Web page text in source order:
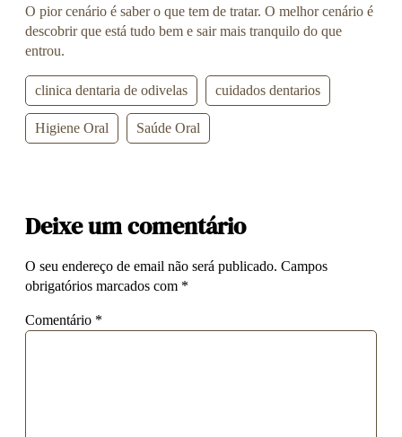
O pior cenário é saber o que tem de tratar. O melhor cenário é
descobrir que está tudo bem e sair mais tranquilo do que
entrou.
clinica dentaria de odivelas cuidados dentarios
Higiene Oral Saúde Oral
Deixe um comentário
O seu endereço de email não será publicado. Campos
obrigatórios marcados com *
Comentário *